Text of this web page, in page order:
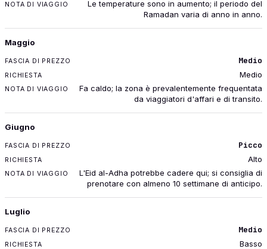
Le temperature sono in aumento; il periodo del
Ramadan varia di anno in anno.
Maggio
Medio
Medio
Fa caldo; la zona è prevalentemente frequentata
da viaggiatori d'affari e di transito.
Giugno
Picco
Alto
L'Eid al-Adha potrebbe cadere qui; si consiglia di
prenotare con almeno 10 settimane di anticipo.
Luglio
Medio
Basso